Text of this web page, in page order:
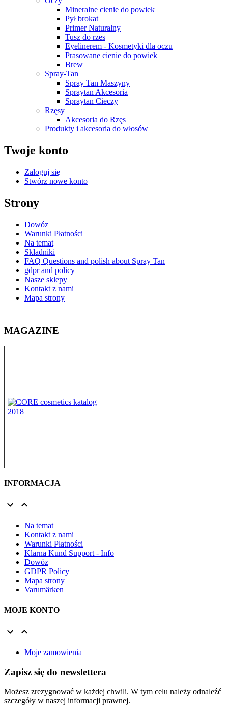
Mineralne cienie do powiek
Pył brokat
Primer Naturalny
Tusz do rzes
Eyelinerem - Kosmetyki dla oczu
Prasowane cienie do powiek
Brew
Spray-Tan
Spray Tan Maszyny
Spraytan Akcesoria
Spraytan Cieczy
Rzęsy
Akcesoria do Rzęs
Produkty i akcesoria do włosów
Twoje konto
Zaloguj się
Stwórz nowe konto
Strony
Dowóz
Warunki Płatności
Na temat
Składniki
FAQ Questions and polish about Spray Tan
gdpr and policy
Nasze sklepy
Kontakt z nami
Mapa strony
MAGAZINE
INFORMACJA
 
Na temat
Kontakt z nami
Warunki Płatności
Klarna Kund Support - Info
Dowóz
GDPR Policy
Mapa strony
Varumärken
MOJE KONTO
 
Moje zamowienia
Zapisz się do newslettera
Możesz zrezygnować w każdej chwili. W tym celu należy odnaleźć
szczegóły w naszej informacji prawnej.